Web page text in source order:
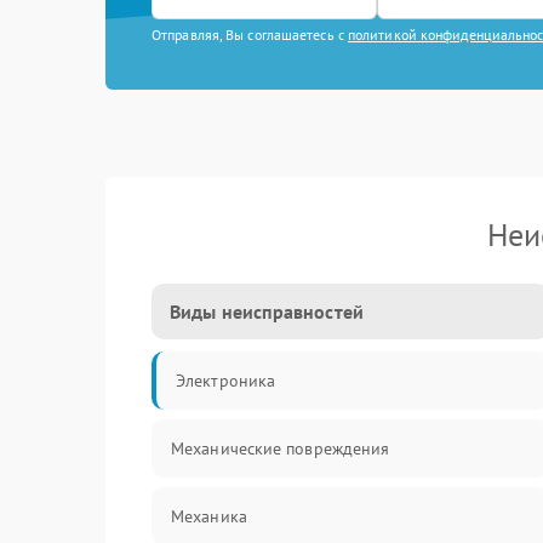
Отправляя, Вы соглашаетесь с политикой
Виды неисправностей
Электроника
Механические повреждения
Механика